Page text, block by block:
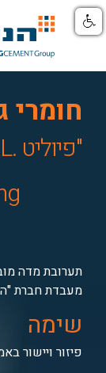
חומרי
"פיוליט .S.L"
תערובת מדה
מעבדת חברת
שימה
פיזור ויישור